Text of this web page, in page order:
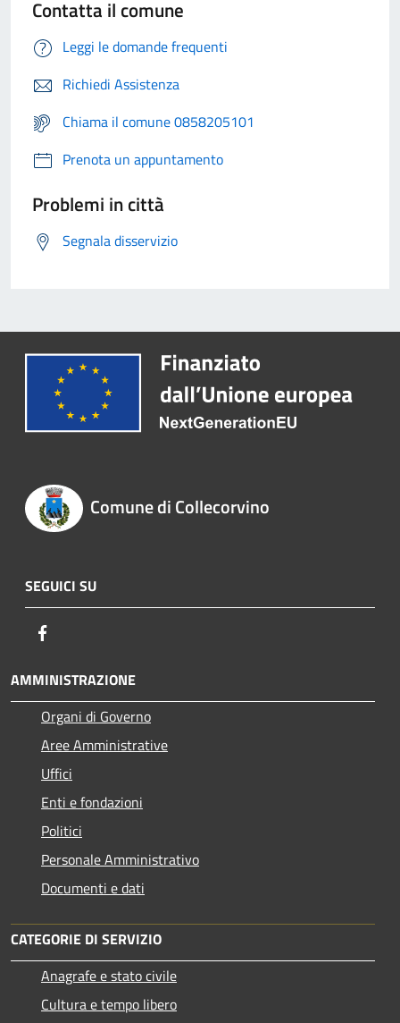
Contatta il comune
Leggi le domande frequenti
Richiedi Assistenza
Chiama il comune 0858205101
Prenota un appuntamento
Problemi in città
Segnala disservizio
Comune di Collecorvino
SEGUICI SU
AMMINISTRAZIONE
Organi di Governo
Aree Amministrative
Uffici
Enti e fondazioni
Politici
Personale Amministrativo
Documenti e dati
CATEGORIE DI SERVIZIO
Anagrafe e stato civile
Cultura e tempo libero